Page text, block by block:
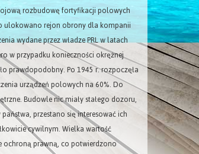
rozbudowę fortyfikacji polowych
ulokowano rejon obrony dla kompanii
wydane przez władze PRL w latach
w przypadku konieczności okrężnej
prawdopodobny. Po 1945 r. rozpoczęła
urządzeń polowych na 60%. Do
Budowle nic miały stałego dozoru,
przestano się interesować ich
cywilnym. Wielka wartość
ochroną prawną, co potwierdzono